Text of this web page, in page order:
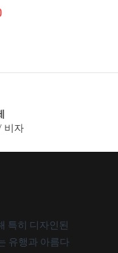
비자
특히 디자인된
유행과 아름다